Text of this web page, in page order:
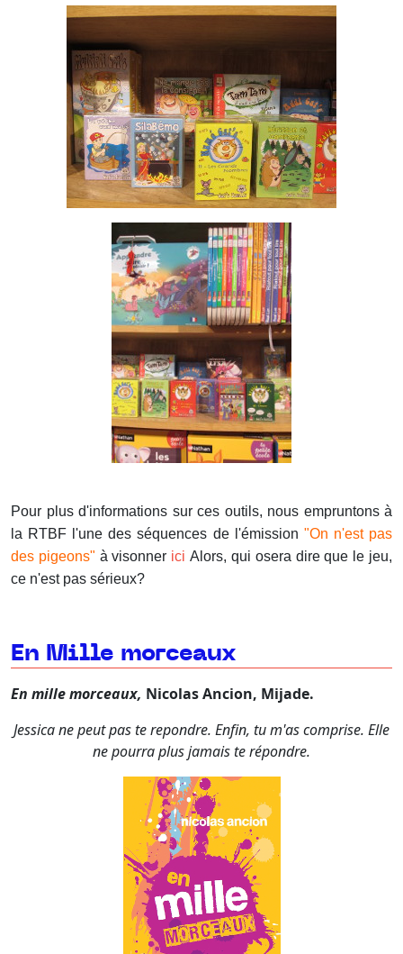
Pour plus d'informations sur ces outils, nous empruntons à
la RTBF l'une des séquences de l'émission "On n'est pas
des pigeons" à visonner ici Alors, qui osera dire que le jeu,
ce n'est pas sérieux?
En Mille morceaux
En mille morceaux, Nicolas Ancion, Mijade.
Jessica ne peut pas te repondre. Enfin, tu m'as comprise. Elle
ne pourra plus jamais te répondre.